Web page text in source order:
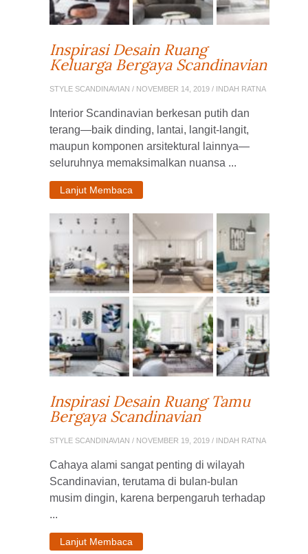
Inspirasi Desain Ruang
Keluarga Bergaya Scandinavian
STYLE SCANDINAVIAN / NOVEMBER 14, 2019 / INDAH RATNA
Interior Scandinavian berkesan putih dan
terang—baik dinding, lantai, langit-langit,
maupun komponen arsitektural lainnya—
seluruhnya memaksimalkan nuansa ...
Lanjut Membaca
Inspirasi Desain Ruang Tamu
Bergaya Scandinavian
STYLE SCANDINAVIAN / NOVEMBER 19, 2019 / INDAH RATNA
Cahaya alami sangat penting di wilayah
Scandinavian, terutama di bulan-bulan
musim dingin, karena berpengaruh terhadap
...
Lanjut Membaca